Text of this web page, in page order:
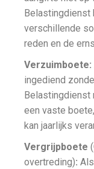
Belastingdienst
verschillende
reden en de
Verzuimboete:
ingediend
een vaste
kan jaarlijks
Vergrijpboete
overtreding):